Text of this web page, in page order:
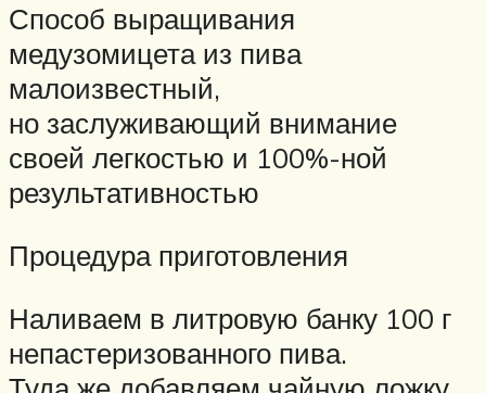
Способ выращивания
медузомицета из пива
малоизвестный,
но заслуживающий внимание
своей легкостью и 100%-ной
результативностью
Процедура приготовления
Наливаем в литровую банку 100 г
непастеризованного пива.